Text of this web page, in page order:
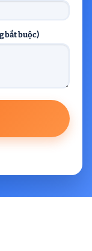
bắt buộc)